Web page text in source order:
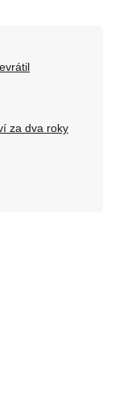
za dva roky